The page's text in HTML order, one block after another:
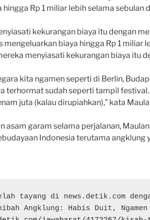
Rp 1 miliar lebih selama sebulan
kekurangan biaya itu dengan
mengeluarkan biaya hingga Rp 1 miliar
menyiasati kekurangan biaya itu
kita ngamen seperti di Berlin,
terhormat sudah seperti tampil
juta (kalau dirupiahkan),” kata
asam garam selama perjalanan,
Indonesia terutama angklung
tayang di news.detik.com